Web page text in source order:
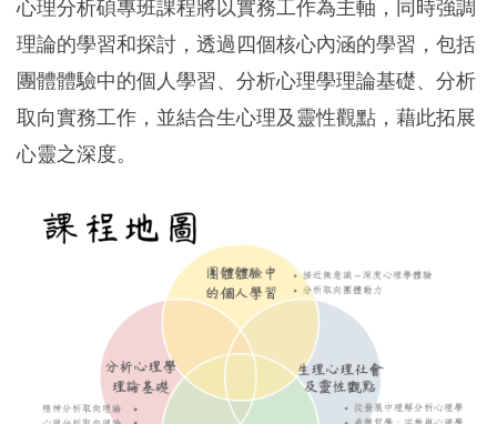
心理分析碩專班課程將以實務工作為主軸，同時強調
理論的學習和探討，透過四個核心內涵的學習，包括
團體體驗中的個人學習、分析心理學理論基礎、分析
取向實務工作，並結合生心理及靈性觀點，藉此拓展
心靈之深度。